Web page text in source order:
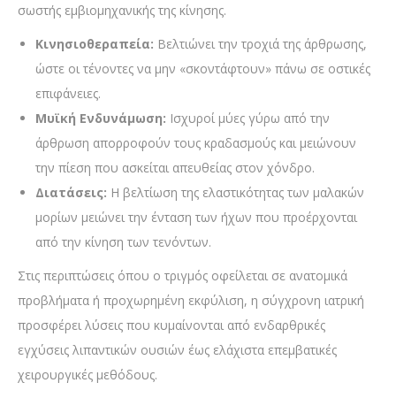
σωστής εμβιομηχανικής της κίνησης.
Κινησιοθεραπεία: Βελτιώνει την τροχιά της άρθρωσης,
ώστε οι τένοντες να μην «σκοντάφτουν» πάνω σε οστικές
επιφάνειες.
Μυϊκή Ενδυνάμωση: Ισχυροί μύες γύρω από την
άρθρωση απορροφούν τους κραδασμούς και μειώνουν
την πίεση που ασκείται απευθείας στον χόνδρο.
Διατάσεις: Η βελτίωση της ελαστικότητας των μαλακών
μορίων μειώνει την ένταση των ήχων που προέρχονται
από την κίνηση των τενόντων.
Στις περιπτώσεις όπου ο τριγμός οφείλεται σε ανατομικά
προβλήματα ή προχωρημένη εκφύλιση, η σύγχρονη ιατρική
προσφέρει λύσεις που κυμαίνονται από ενδαρθρικές
εγχύσεις λιπαντικών ουσιών έως ελάχιστα επεμβατικές
χειρουργικές μεθόδους.